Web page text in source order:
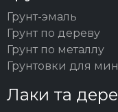
Грунт-эмаль
Грунт по дереву
Грунт по металлу
Грунтовки для
Лаки та